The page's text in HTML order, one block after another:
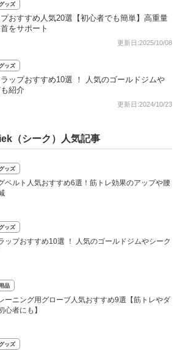
ッズ
おすすめ人気20選【初心者でも簡単】高重量
をサポート
更新日:2025/10/08
ッズ
ップおすすめ10選 ！ 人気のゴールドジムや
紹介
更新日:2024/10/23
（シーク）人気記事
ッズ
ベルト人気おすすめ6選！筋トレ効果のアップや腰
ッズ
ップおすすめ10選 ！ 人気のゴールドジムやシーク
品
ーニング用グローブ人気おすすめ9選【筋トレやダ
心者にも】
ッズ